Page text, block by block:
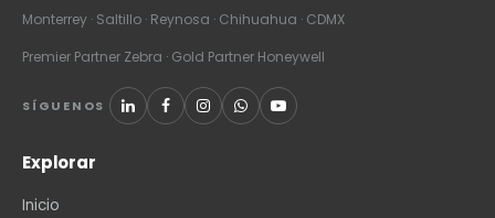
Monterrey · Saltillo · Reynosa · Chihuahua · CDMX
Premier Partner Zebra · Gold Partner Honeywell
SÍGUENOS
Explorar
Inicio